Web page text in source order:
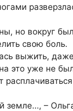
но вокруг
свою боль.
выжить,
это уже не
земле…, –